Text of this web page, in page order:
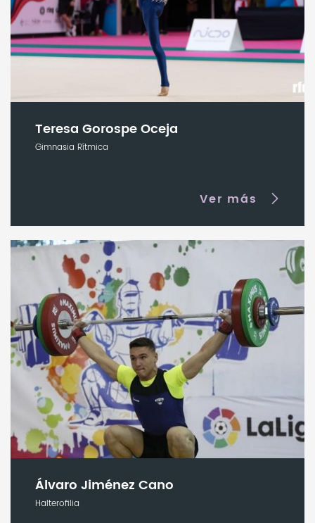
Teresa Gorospe Oceja
Gimnasia Rítmica
Ver más
Álvaro Jiménez Cano
Halterofilia